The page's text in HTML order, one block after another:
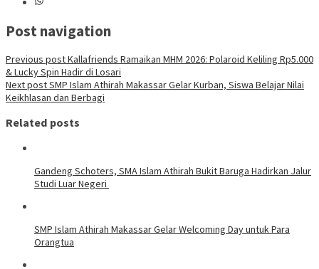
Post navigation
Previous postKallafriends Ramaikan MHM 2026: Polaroid Keliling Rp5.000
& Lucky Spin Hadir di Losari
Next postSMP Islam Athirah Makassar Gelar Kurban, Siswa Belajar Nilai
Keikhlasan dan Berbagi
Related posts
Gandeng Schoters, SMA Islam Athirah Bukit Baruga Hadirkan Jalur
Studi Luar Negeri
SMP Islam Athirah Makassar Gelar Welcoming Day untuk Para
Orangtua